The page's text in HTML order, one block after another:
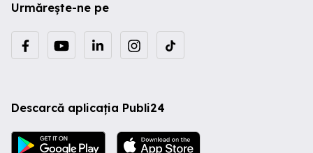
Urmărește-ne pe
Descarcă aplicația Publi24